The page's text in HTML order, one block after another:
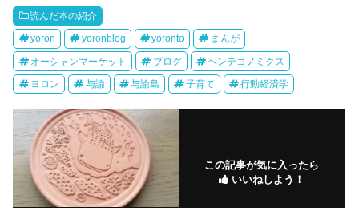
読んだ本の紹介
yoron yoronblog yoronto まんが
オーシャンマーケット ブログ ヘンテコノミクス
ヨロン 与論 与論島 子育て 行動経済学
この記事が気に入ったら
いいねしよう！